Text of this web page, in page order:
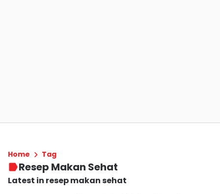
Home Tag
Resep Makan Sehat
Latest in resep makan sehat